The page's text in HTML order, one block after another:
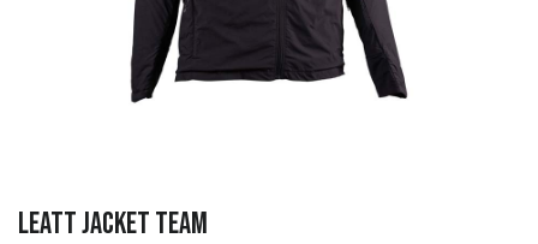
Leatt Jacket Team